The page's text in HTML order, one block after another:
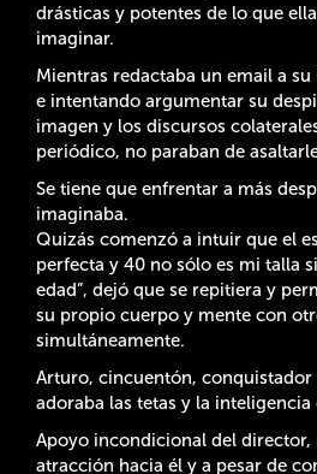
drásticas y potentes de lo que
imaginar.
Mientras redactaba un email a
e intentando argumentar su
imagen y los discursos
periódico, no paraban de
Se tiene que enfrentar a más
imaginaba.
Quizás comenzó a intuir que el
perfecta y 40 no sólo es mi talla
edad”, dejó que se repitiera y
su propio cuerpo y mente con
simultáneamente.
Arturo, cincuentón, conquistador
adoraba las tetas y la inteligencia
Apoyo incondicional del
atracción hacia él y a pesar de